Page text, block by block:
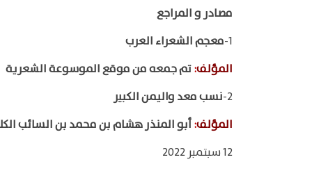
مصادر و المراجع
1- معجم الشعراء العرب
المؤلف:تم جمعه من موقع الموسوعة الشعرية
2- نسب معد واليمن الكبير
المؤلف:أبو المنذر هشام بن محمد بن السائب
12 سبتمبر 2022